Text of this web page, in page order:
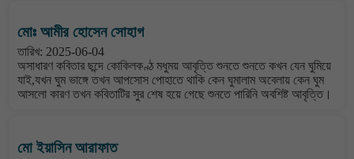
মোঃ আমীর হোসেন সোহাগ
তারিখ: 2025-06-04
অসাধারণ কবিতার ছন্দে কোকিলকণ্ঠ মধুময় আবৃত্তি শুনতে শুনতে কখন যেন ঘুমিয়ে
যাই,যখন ঘুম ভাঙ্গে তখন আপসোস পোহাতে থাকি কেন ঘুমালাম অবেলায় কেন ঘুম
আসলো কারণ তখন কবিতাটির সুর শেষ হয়ে গেছে শুনতে পারিনি অবশিষ্ট আবৃত্তি।
মো ইয়াসিন আরাফাত